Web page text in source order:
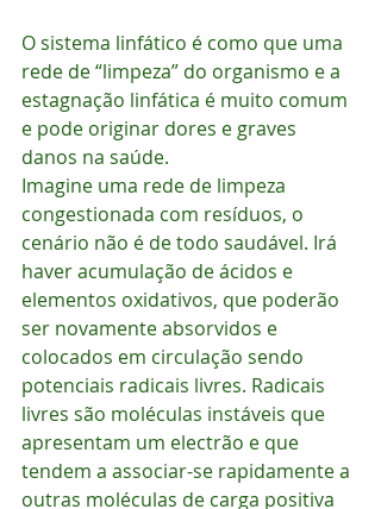
O sistema linfático é como que uma
rede de “limpeza” do organismo e a
estagnação linfática é muito comum
e pode originar dores e graves
danos na saúde.
Imagine uma rede de limpeza
congestionada com resíduos, o
cenário não é de todo saudável. Irá
haver acumulação de ácidos e
elementos oxidativos, que poderão
ser novamente absorvidos e
colocados em circulação sendo
potenciais radicais livres. Radicais
livres são moléculas instáveis que
apresentam um electrão e que
tendem a associar-se rapidamente a
outras moléculas de carga positiva